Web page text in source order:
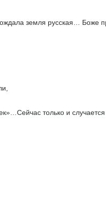
земля русская…
только и